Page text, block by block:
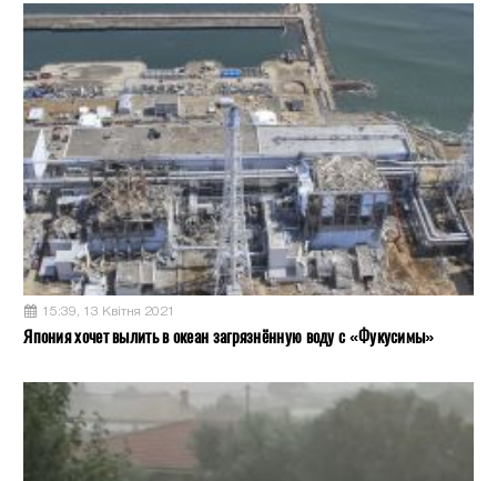
15:39, 13 Квітня 2021
Япония хочет вылить в океан загрязнённую воду с «Фукусимы»